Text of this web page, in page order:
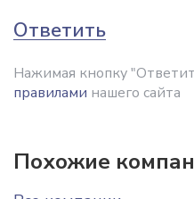
Ответить
Нажимая кнопку
правилами нашего сайта
Похожие